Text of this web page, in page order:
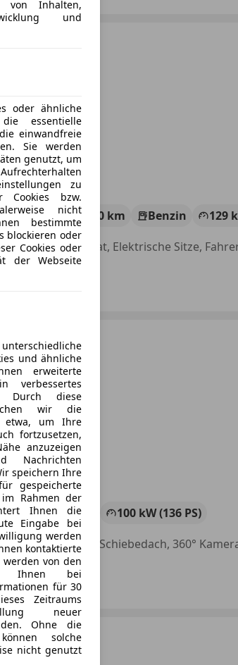
03/2026 2 000 km Benzin
129
25 km Benzin
100 kW (136 PS)
von Inhalten,
und
oder ähnliche
essentielle
einwandfreie
Sie werden
genutzt, um
zu
Cookies bzw.
nicht
bestimmte
blockieren oder
Cookies oder
der Webseite
und ähnliche
erweiterte
verbessertes
Durch diese
wir die
etwa, um Ihre
fortzusetzen,
anzuzeigen
Nachrichten
speichern Ihre
gespeicherte
Rahmen der
Ihnen die
Eingabe bei
werden
kontaktierte
werden von den
Ihnen bei
für 30
Zeitraums
neuer
Ohne die
solche
nicht genutzt